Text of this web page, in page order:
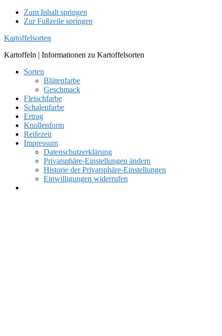
Zum Inhalt springen
Zur Fußzeile springen
Kartoffelsorten
Kartoffeln | Informationen zu Kartoffelsorten
Sorten
Blütenfarbe
Geschmack
Fleischfarbe
Schalenfarbe
Ertrag
Knollenform
Reifezeit
Impressum
Datenschutzerklärung
Privatsphäre-Einstellungen ändern
Historie der Privatsphäre-Einstellungen
Einwilligungen widerrufen